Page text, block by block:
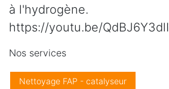
à l'hydrogène.
https://youtu.be/
Nos services
Nettoyage FAP - catalyseur